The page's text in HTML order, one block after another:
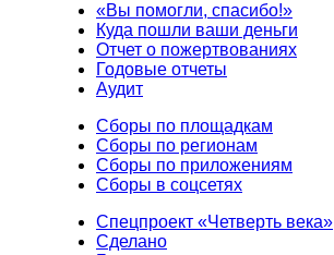
«Вы помогли, спасибо!»
Куда пошли ваши деньги
Отчет о пожертвованиях
Годовые отчеты
Аудит
Сборы по площадкам
Сборы по регионам
Сборы по приложениям
Сборы в соцсетях
Спецпроект «Четверть века»
Сделано